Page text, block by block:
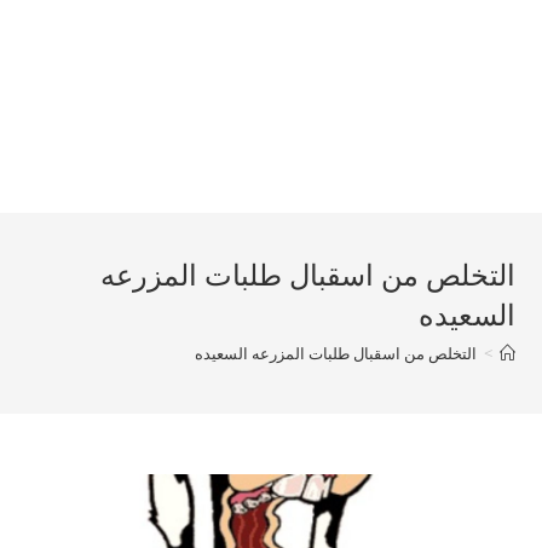
التخلص من اسقبال طلبات المزرعه
السعيده
> التخلص من اسقبال طلبات المزرعه السعيده